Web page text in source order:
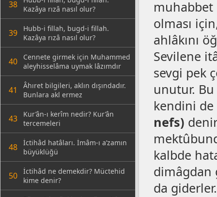
38
Kazâya rızâ nasıl olur?
39
Hubb-i fillah, bugd-i fillah.
Kazâya rızâ nasıl olur?
40
Cennete girmek için Muhammed
aleyhisselâma uymak lâzımdır
41
Âhıret bilgileri, aklın dışındadır.
Bunlara akl ermez
43
Kur’ân-ı kerîm nedir? Kur’ân
tercemeleri
48
İctihâd hatâları. İmâm-ı a’zamın
büyüklüğü
50
İctihâd ne demekdir? Müctehid
kime denir?
muhabbet
olması
ahlâkını
Sevilene
sevgi pek
unutur.
kendini
nefs)
kalbde
dimâgdan
da